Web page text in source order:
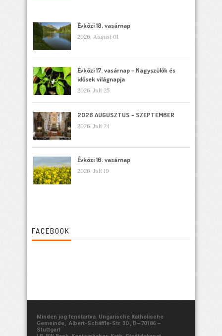
Évközi 18. vasárnap
2026. August 01
Évközi 17. vasárnap – Nagyszülők és
idősek világnapja
2026. Juli 25
2026 AUGUSZTUS – SZEPTEMBER
2026. Juli 24
Évközi 16. vasárnap
2026. Juli 19
FACEBOOK
Minden jog fenntartva. Ungarische Katholische
Gemeinde, Albert-Schäffle-Str. 30., D–70186 –
Stuttgart